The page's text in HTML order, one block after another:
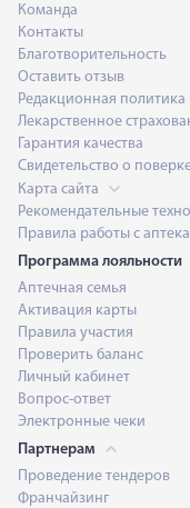
Команда
Контакты
Благотворительность
Оставить отзыв
Редакционная политика
Лекарственное
Гарантия качества
Свидетельство о
Карта сайта
Рекомендательные
Правила работы с
Программа лояльности
Аптечная семья
Активация карты
Правила участия
Проверить баланс
Личный кабинет
Вопрос-ответ
Электронные чеки
Партнерам
Проведение тендеров
Франчайзинг